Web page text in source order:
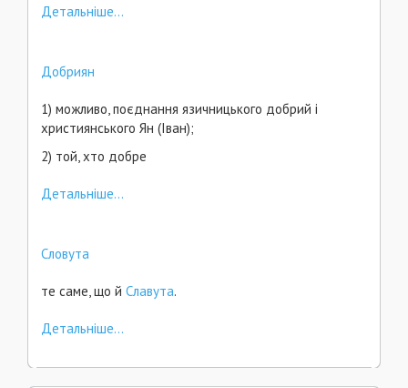
Детальніше...
Добриян
1) можливо, поєднання язичницького добрий і
християнського Ян (Іван);
2) той, хто добре
Детальніше...
Словута
те саме, що й Славута.
Детальніше...